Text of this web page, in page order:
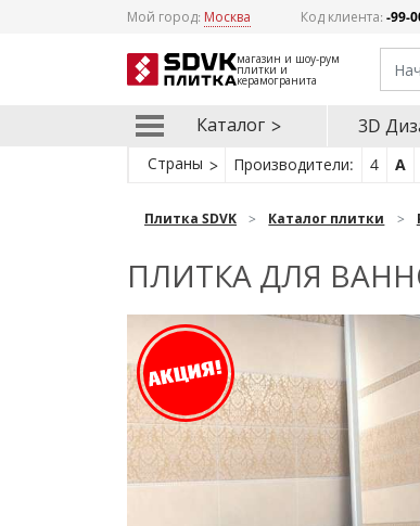
Мой город: Москва Код клиента:-99-
магазин и шоу-рум
плитки и
керамогранита
Каталог 3D
Страны Производители: 4 A
Плитка SDVK Каталог плитки
ПЛИТКА ДЛЯ